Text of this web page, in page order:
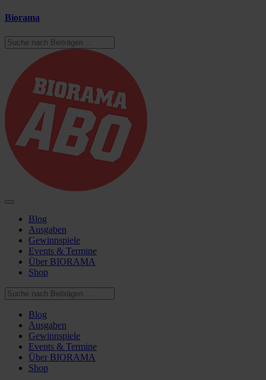
Biorama
Blog
Ausgaben
Gewinnspiele
Events & Termine
Über BIORAMA
Shop
Blog
Ausgaben
Gewinnspiele
Events & Termine
Über BIORAMA
Shop